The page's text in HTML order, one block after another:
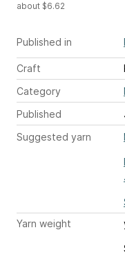
Published in
Craft
Category
Published
Suggested yarn
Yarn weight
about $6.62